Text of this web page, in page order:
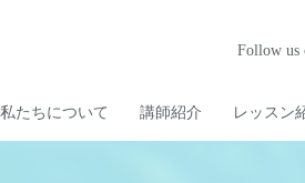
私たちについて 講師紹介 レッスン
Follow us